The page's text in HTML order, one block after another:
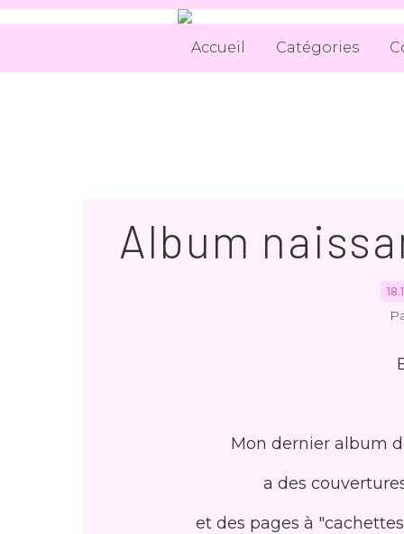
Accueil Catégories
Album
Mon dernier album
a des
et des pages à